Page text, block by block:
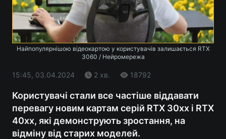
Найпопулярнішою відеокартою у користувачів залишається RTX
3060 / Нейромережа
15:45, 03.04.2024 2 хв. 18792
Користувачі стали все частіше віддавати
перевагу новим картам серій RTX 30хх і RTX
40хх, які демонструють зростання, на
відміну від старих моделей.